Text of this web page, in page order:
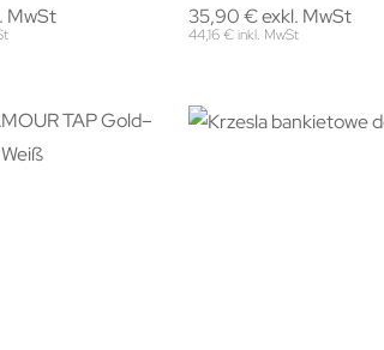
MwSt
35,90 € exkl. MwSt
44,16 € inkl. MwSt